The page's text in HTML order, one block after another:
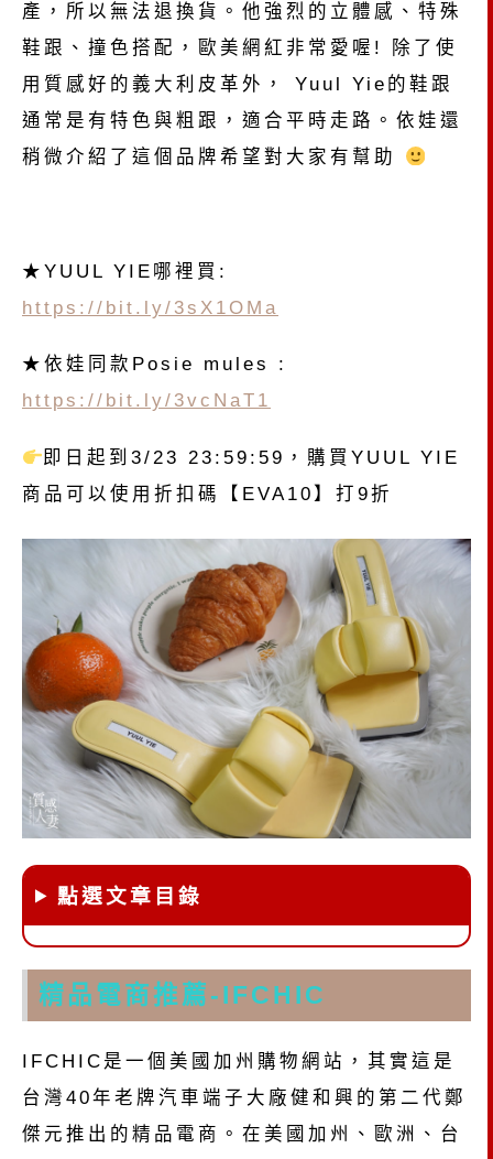
產，所以無法退換貨。他強烈的立體感、特殊
鞋跟、撞色搭配，歐美網紅非常愛喔! 除了使
用質感好的義大利皮革外， Yuul Yie的鞋跟
通常是有特色與粗跟，適合平時走路。依娃還
稍微介紹了這個品牌希望對大家有幫助
★YUUL YIE哪裡買:
https://bit.ly/3sX1OMa
★依娃同款Posie mules :
https://bit.ly/3vcNaT1
即日起到3/23 23:59:59 ，購買YUUL YIE
商品可以使用折扣碼【EVA10】打9折
點選文章目錄
精品電商推薦-IFCHIC
IFCHIC是一個美國加州購物網站，其實這是
台灣40年老牌汽車端子大廠健和興的第二代鄭
傑元推出的精品電商。在美國加州、歐洲、台